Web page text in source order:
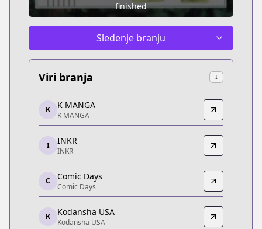
finished
Sledenje branju
Viri branja ↓
K MANGA
K MANGA
https://kmanga.kodansha.com/title/10272/
INKR
INKR
https://comics.inkr.com/title/2098-forest-of-piano
Comic Days
Comic Days
https://comic-days.com/volume/
K K MANGA
K MANGA
I INKR
INKR
C Comic Days
Comic Days
K Kodansha USA
Kodansha USA